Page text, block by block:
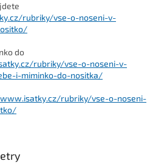
rubriky/vse-o-noseni-v-
do
rubriky/vse-o-noseni-v-
i-miminko-do-nositka/
rubriky/vse-o-noseni-